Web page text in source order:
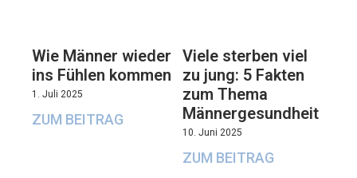
Wie Männer wieder
ins Fühlen kommen
1. Juli 2025
ZUM BEITRAG
Viele sterben viel
zu jung: 5 Fakten
zum Thema
Männergesundheit
10. Juni 2025
ZUM BEITRAG